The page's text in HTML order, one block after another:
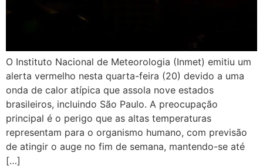
O Instituto Nacional de Meteorologia (Inmet) emitiu um
alerta vermelho nesta quarta-feira (20) devido a uma
onda de calor atípica que assola nove estados
brasileiros, incluindo São Paulo. A preocupação
principal é o perigo que as altas temperaturas
representam para o organismo humano, com previsão
de atingir o auge no fim de semana, mantendo-se até
[…]